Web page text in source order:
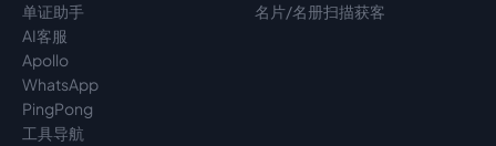
单证助手
AI客服
Apollo
WhatsApp
PingPong
工具导航
名片/名册扫描获客